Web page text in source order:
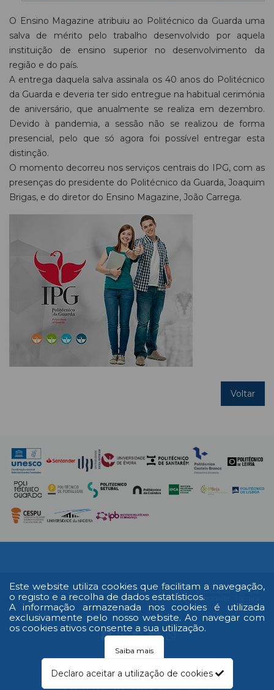
Este website utiliza cookies que facilitam a navegação,
o registo e a recolha de dados estatísticos.
A informação armazenada nos cookies é utilizada
exclusivamente pelo nosso website. Ao navegar com
os cookies ativos consente a sua utilização.
Saiba mais
Declaro aceitar a utilização de cookies
O Ensino Magazine atribuiu ao Politécnico da Guarda uma
salva de mérito pelo trabalho desenvolvido por aquela
instituição de ensino superior no desenvolvimento da
região e do país.
A entrega daquela salva assinala os 40 anos do Politécnico
da Guarda e deveria ter sido entregue na habitual cerimónia
de aniversário, que anualmente se realiza em dezembro.
Devido à pandemia, a sessão não se realizou de forma
presencial, pelo que só agora foi possível entregar esta
distinção.
O momento decorreu nos serviços centrais do IPG, com as
presenças do presidente do Politécnico da Guarda, Joaquim
Brigas, e do diretor do Ensino Magazine, João Carrega.
Voltar
Multimédia
Edição
Impressa
Livro de
reclamações
RAL
Termos e
Condições
Política de
Privacidade
Ficha
© 2026 Todos os direitos reservados